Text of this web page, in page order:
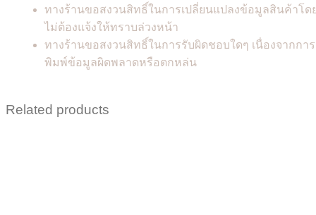
ทางร้านขอสงวนสิทธิ์ในการเปลี่ยนแปลงข้อมูลสินค้าโด
ไม่ต้องแจ้งให้ทราบล่วงหน้า
ทางร้านขอสงวนสิทธิ์ในการรับผิดชอบใดๆ เนื่องจากการ
พิมพ์ข้อมูลผิดพลาดหรือตกหล่น
Related products